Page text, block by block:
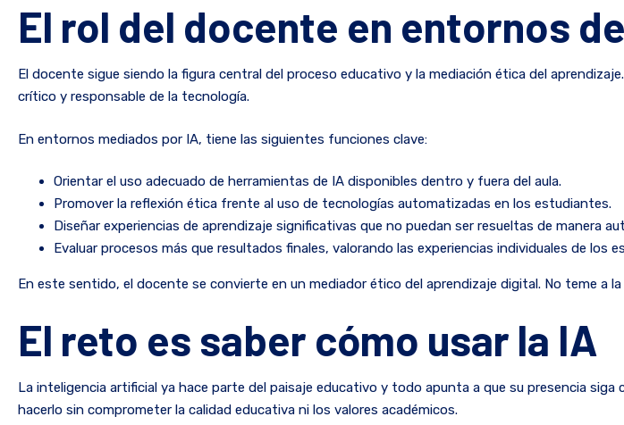
El rol del docente en entornos
El docente sigue siendo la figura central del proceso educativo y la mediación ética del
crítico y responsable de la tecnología.
En entornos mediados por IA, tiene las siguientes funciones clave:
Orientar el uso adecuado de herramientas de IA disponibles dentro y fuera del aula.
Promover la reflexión ética frente al uso de tecnologías automatizadas en los estudiantes.
Diseñar experiencias de aprendizaje significativas que no puedan ser resueltas de manera
Evaluar procesos más que resultados finales, valorando las experiencias individuales de los
En este sentido, el docente se convierte en un mediador ético del aprendizaje digital. No teme a
El reto es saber cómo usar la IA
La inteligencia artificial ya hace parte del paisaje educativo y todo apunta a que su presencia
hacerlo sin comprometer la calidad educativa ni los valores académicos.